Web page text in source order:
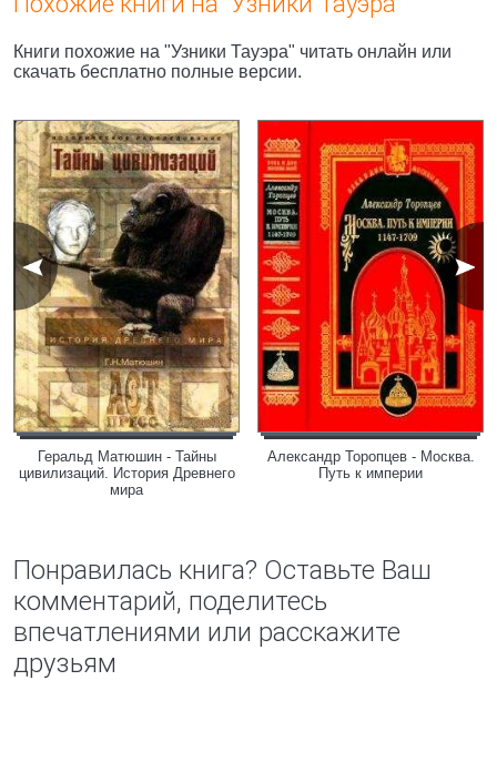
Книги похожие на "Узники Тауэра" читать онлайн или
скачать бесплатно полные версии.
Геральд Матюшин - Тайны
цивилизаций. История Древнего
мира
Александр Торопцев - Москва.
Путь к империи
Понравилась книга? Оставьте Ваш
комментарий, поделитесь
впечатлениями или расскажите
друзьям